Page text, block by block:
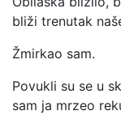
bliži trenutak
Žmirkao sam.
Povukli su se u
sam ja mrzeo